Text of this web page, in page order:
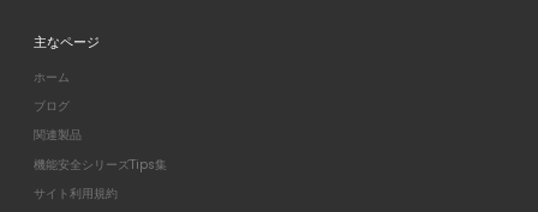
主なページ
ホーム
ブログ
関連製品
機能安全シリーズTips集
サイト利用規約